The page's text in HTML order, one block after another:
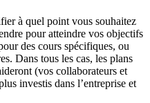
à quel point vous souhaitez
pour atteindre vos objectifs
des cours spécifiques, ou
Dans tous les cas, les plans
(vos collaborateurs et
investis dans l’entreprise et